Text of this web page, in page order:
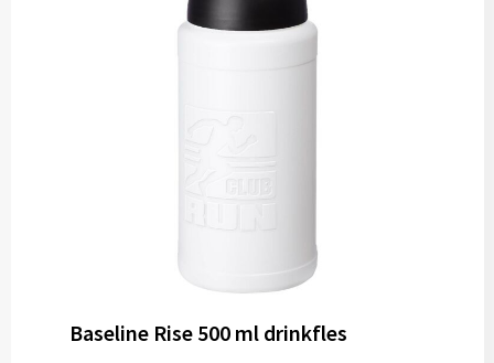
Baseline Rise 500 ml drinkfles